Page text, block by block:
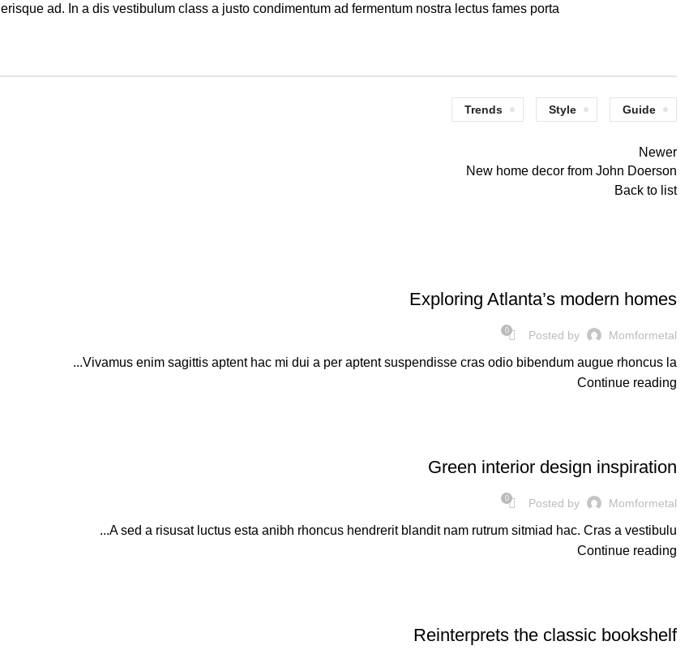
ad. In a dis vestibulum class a justo condimentum ad fermentum nostra lectus fames porta.
Guide
Style
Trends
Newer
New home decor from John Doerson
Back to list
Exploring Atlanta’s modern homes
Posted by Momformetal
0
Vivamus enim sagittis aptent hac mi dui a per aptent suspendisse cras odio bibendum augue rhoncus la...
Continue reading
Green interior design inspiration
Posted by Momformetal
0
A sed a risusat luctus esta anibh rhoncus hendrerit blandit nam rutrum sitmiad hac. Cras a vestibulu...
Continue reading
Reinterprets the classic bookshelf